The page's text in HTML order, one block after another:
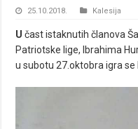
25.10.2018. Kalesija
Učast istaknutih članova
Patriotske lige, Ibrahima
u subotu 27.oktobra igra